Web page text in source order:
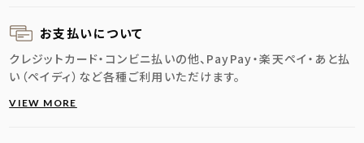
お支払いについて
クレジットカード・コンビニ払いの他、PayPay・楽天ペイ・あと払
い（ペイディ）など各種ご利用いただけます。
VIEW MORE